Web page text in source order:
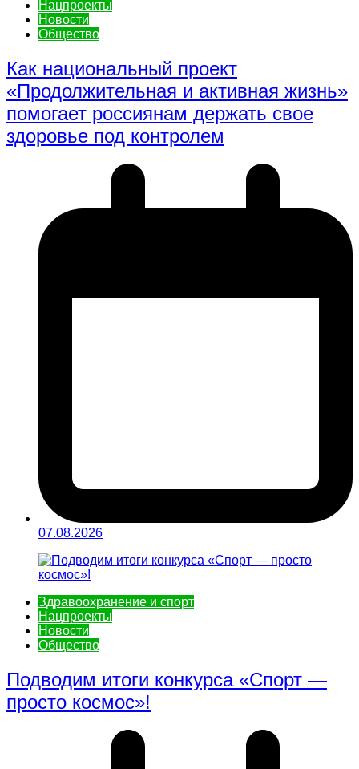
Нацпроекты
Новости
Общество
Как национальный проект
«Продолжительная и активная жизнь»
помогает россиянам держать свое
здоровье под контролем
07.08.2026
Здравоохранение и спорт
Нацпроекты
Новости
Общество
Подводим итоги конкурса «Спорт —
просто космос»!